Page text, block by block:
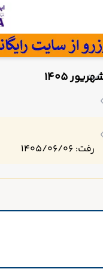
1405
رفت: 1405/06/06